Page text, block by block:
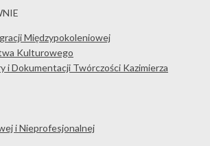
Międzypokoleniowej
Kulturowego
i Dokumentacji Twórczości Kazimierza
i Nieprofesjonalnej